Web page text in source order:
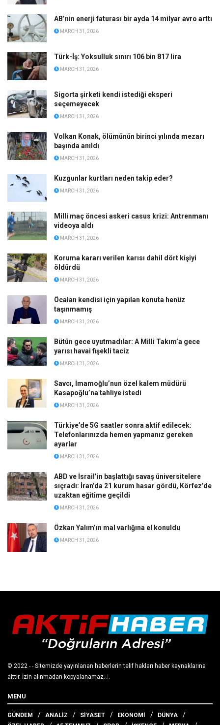
AB’nin enerji faturası bir ayda 14 milyar avro arttı
MARCH 31, 2026
Türk-İş: Yoksulluk sınırı 106 bin 817 lira
MARCH 31, 2026
Sigorta şirketi kendi istediği eksperi
seçemeyecek
MARCH 31, 2026
Volkan Konak, ölümünün birinci yılında mezarı
başında anıldı
MARCH 31, 2026
Kuzgunlar kurtları neden takip eder?
MARCH 31, 2026
Milli maç öncesi askeri casus krizi: Antrenmanı
videoya aldı
MARCH 31, 2026
Koruma kararı verilen karısı dahil dört kişiyi
öldürdü
MARCH 31, 2026
Öcalan kendisi için yapılan konuta henüz
taşınmamış
MARCH 31, 2026
Bütün gece uyutmadılar: A Milli Takım’a gece
yarısı havai fişekli taciz
MARCH 31, 2026
Savcı, İmamoğlu’nun özel kalem müdürü
Kasapoğlu’na tahliye istedi
MARCH 31, 2026
Türkiye’de 5G saatler sonra aktif edilecek:
Telefonlarınızda hemen yapmanız gereken
ayarlar
MARCH 31, 2026
ABD ve İsrail’in başlattığı savaş üniversitelere
sıçradı: İran’da 21 kurum hasar gördü, Körfez’de
uzaktan eğitime geçildi
MARCH 31, 2026
Özkan Yalım’ın mal varlığına el konuldu
MARCH 31, 2026
© 2022 - - Sitemizde yayınlanan haberlerin telif hakları haber kaynaklarına
aittir. İzin alınmadan kopyalanamaz.J.
MENU
GÜNDEM ANALİZ SİYASET EKONOMİ
DÜNYA